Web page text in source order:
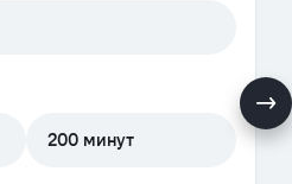
200 минут